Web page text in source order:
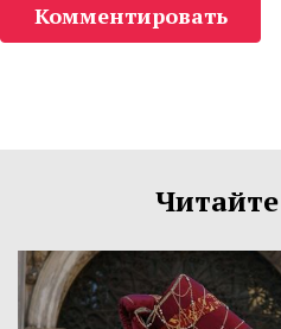
Комментировать